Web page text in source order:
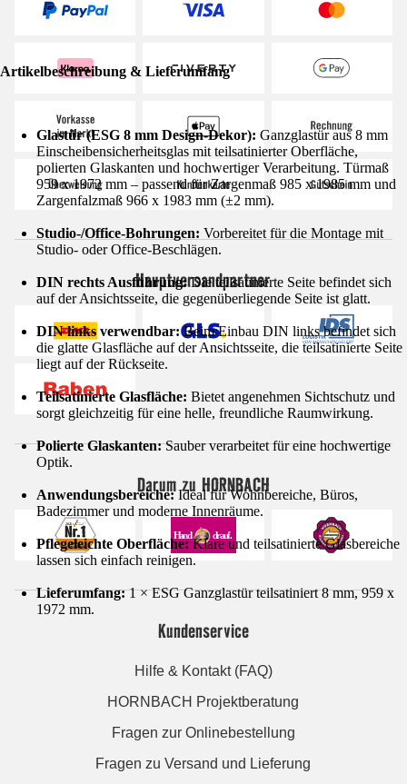
Artikelbeschreibung & Lieferumfang
Glastür (ESG 8 mm Design-Dekor): Ganzglastür aus 8 mm
Einscheibensicherheitsglas mit teilsatinierter Oberfläche,
polierten Glaskanten und hochwertiger Verarbeitung. Türmaß
959 x 1972 mm – passend für Zargenmaß 985 x 1985 mm und
Zargenfalzmaß 966 x 1983 mm (±2 mm).
Studio-/Office-Bohrungen: Vorbereitet für die Montage mit
Studio- oder Office-Beschlägen.
DIN rechts Ausführung:Die teilsatinierte Seite befindet sich
auf der Ansichtsseite, die gegenüberliegende Seite ist glatt.
DIN links verwendbar:Beim Einbau DIN links befindet sich
die glatte Glasfläche auf der Ansichtsseite, die teilsatinierte Seite
liegt auf der Rückseite.
Teilsatinierte Glasfläche: Bietet angenehmen Sichtschutz und
sorgt gleichzeitig für eine helle, freundliche Raumwirkung.
Polierte Glaskanten:Sauber verarbeitet für eine hochwertige
Optik.
Anwendungsbereiche:Ideal für Wohnbereiche, Büros,
Badezimmer und moderne Innenräume.
Pflegeleichte Oberfläche:Klare und teilsatinierte Glasbereiche
lassen sich einfach reinigen.
Lieferumfang:1 × ESG Ganzglastür teilsatiniert 8 mm, 959 x
1972 mm.
Hauptversandpartner
Darum zu HORNBACH
Kundenservice
Hilfe & Kontakt (FAQ)
HORNBACH Projektberatung
Fragen zur Onlinebestellung
Fragen zu Versand und Lieferung